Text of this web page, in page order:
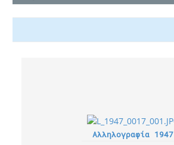
Αλληλογραφία 1947